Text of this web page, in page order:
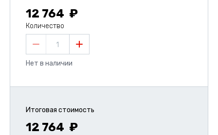
12 764
Количество
1
Нет в наличии
Итоговая стоимость
12 764